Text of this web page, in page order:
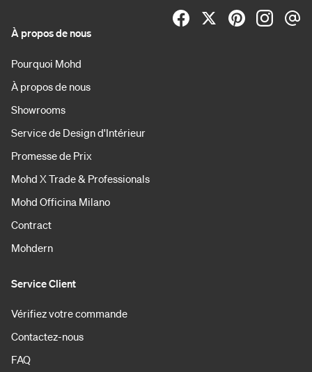
À propos de nous
Pourquoi Mohd
À propos de nous
Showrooms
Service de Design d'Intérieur
Promesse de Prix
Mohd X Trade & Professionals
Mohd Officina Milano
Contract
Mohdern
Service Client
Vérifiez votre commande
Contactez-nous
FAQ